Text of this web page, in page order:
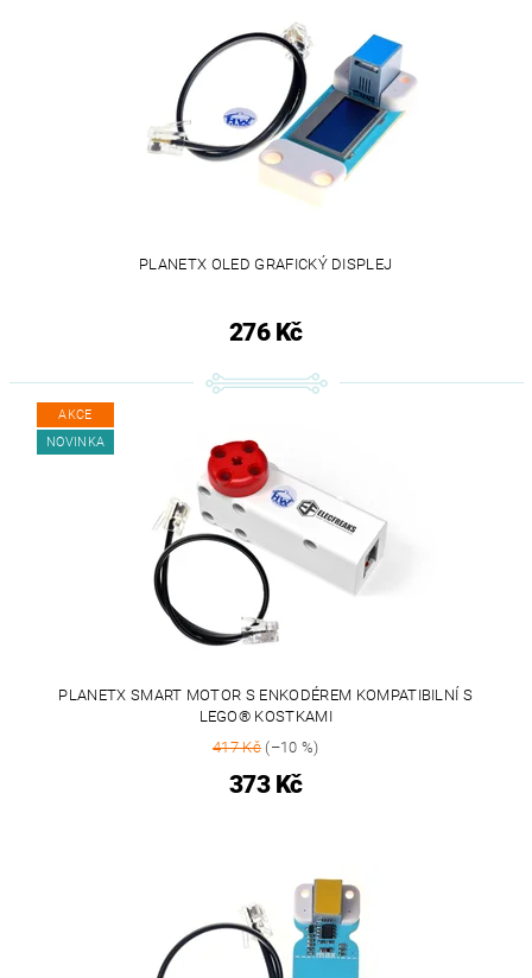
PLANETX OLED GRAFICKÝ DISPLEJ
276 Kč
AKCE
NOVINKA
PLANETX SMART MOTOR S ENKODÉREM KOMPATIBILNÍ S
LEGO® KOSTKAMI
417 Kč(–10 %)
373 Kč